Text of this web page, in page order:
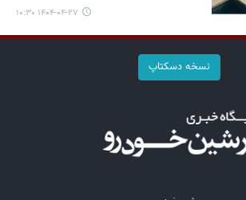
۱۴۰۴-۰۴-۲۷ ۱۰:۳۰
نسخه دسکتاپ